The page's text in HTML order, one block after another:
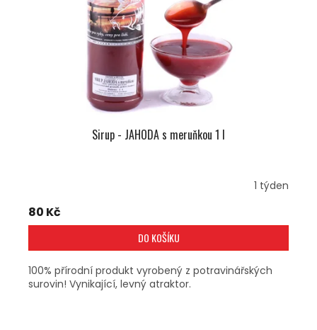
Sirup - JAHODA s meruňkou 1 l
1 týden
80 Kč
DO KOŠÍKU
100% přírodní produkt vyrobený z potravinářských
surovin! Vynikající, levný atraktor.